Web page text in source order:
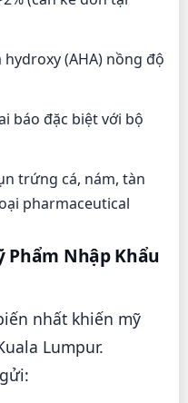
(AHA) nồng độ
báo đặc biệt với bộ
trứng cá, nám, tàn
pharmaceutical
Phẩm Nhập Khẩu
nhất khiến mỹ
Lumpur.